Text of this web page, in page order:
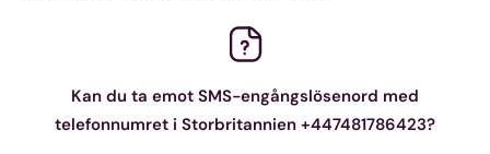
Kan du ta emot SMS-engångslösenord med
telefonnumret i Storbritannien +447481786423?